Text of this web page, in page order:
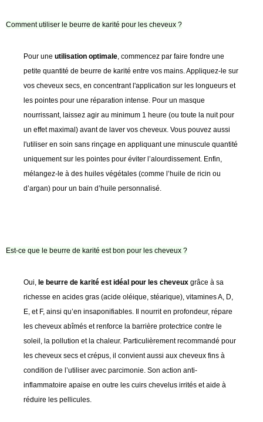
Comment utiliser le beurre de karité pour les cheveux ?
Pour une utilisation optimale , commencez par faire fondre une
petite quantité de beurre de karité entre vos mains. Appliquez-le sur
vos cheveux secs, en concentrant l'application sur les longueurs et
les pointes pour une réparation intense. Pour un masque
nourrissant, laissez agir au minimum 1 heure (ou toute la nuit pour
un effet maximal) avant de laver vos cheveux. Vous pouvez aussi
l'utiliser en soin sans rinçage en appliquant une minuscule quantité
uniquement sur les pointes pour éviter l’alourdissement. Enfin,
mélangez-le à des huiles végétales (comme l’huile de ricin ou
d’argan) pour un bain d’huile personnalisé.
Est-ce que le beurre de karité est bon pour les cheveux ?
Oui, le beurre de karité est idéal pour les cheveux grâce à sa
richesse en acides gras (acide oléique, stéarique), vitamines A, D,
E, et F, ainsi qu’en insaponifiables. Il nourrit en profondeur, répare
les cheveux abîmés et renforce la barrière protectrice contre le
soleil, la pollution et la chaleur. Particulièrement recommandé pour
les cheveux secs et crépus, il convient aussi aux cheveux fins à
condition de l’utiliser avec parcimonie. Son action anti-
inflammatoire apaise en outre les cuirs chevelus irrités et aide à
réduire les pellicules.